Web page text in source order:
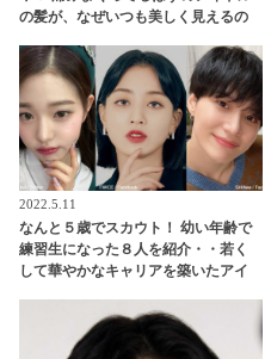
の髪が、なぜいつも美しく見えるの
は・・？
2022.5.11
なんと５歳でスカウト！ 幼い年齢で
練習生になった８人を紹介・・若く
して華やかなキャリアを築いたアイ